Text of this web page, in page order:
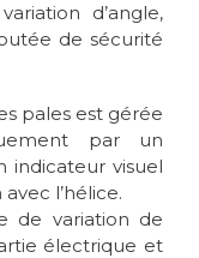
d’angle,
de sécurité
pales est gérée
par un
indicateur visuel
l’hélice.
de variation de
électrique et